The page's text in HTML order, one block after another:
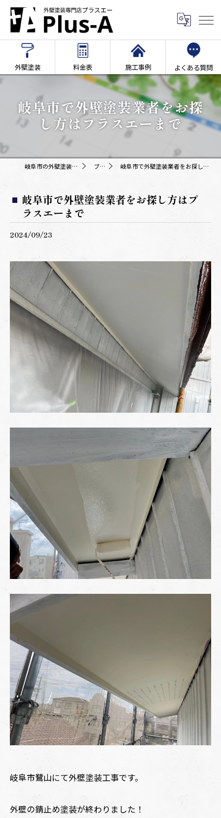
外壁塗装 料金表 施工事例 よくある質問
岐阜市で外壁塗装業者をお探
し方はプラスエーまで
岐阜市の外壁塗装専門店Plus-A ブログ 岐阜市で外壁塗装業者をお探し方はプラスエーまで
岐阜市で外壁塗装業者をお探し方はプ
ラスエーまで
2024/09/23
岐阜市鷺山にて外壁塗装工事です。
外壁の錆止め塗装が終わりました！